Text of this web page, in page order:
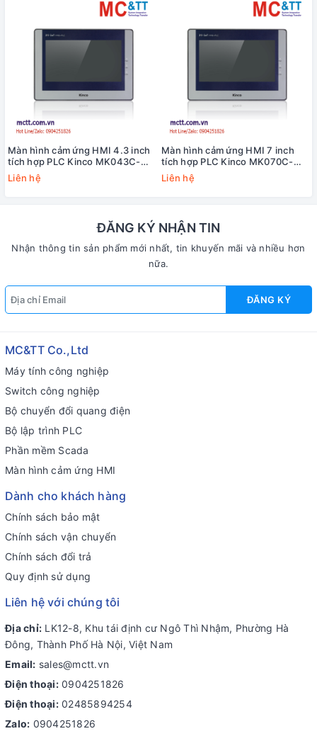
Màn hình cảm ứng HMI 4.3 inch
tích hợp PLC Kinco MK043C-
20DT (9*DI, 9*DO, 2*AI,
1*RS485)
Liên hệ
Màn hình cảm ứng HMI 7 inch
tích hợp PLC Kinco MK070C-
33DT (16*DI, 14*DO, 2*AI, 1*AO,
1*RS485)
Liên hệ
ĐĂNG KÝ NHẬN TIN
Nhận thông tin sản phẩm mới nhất, tin khuyến mãi và nhiều hơn
nữa.
ĐĂNG KÝ
MC&TT Co.,Ltd
Máy tính công nghiệp
Switch công nghiệp
Bộ chuyển đổi quang điện
Bộ lập trình PLC
Phần mềm Scada
Màn hình cảm ứng HMI
Dành cho khách hàng
Chính sách bảo mật
Chính sách vận chuyển
Chính sách đổi trả
Quy định sử dụng
Liên hệ với chúng tôi
Địa chỉ: LK12-8, Khu tái định cư Ngô Thì Nhậm, Phường Hà
Đông, Thành Phố Hà Nội, Việt Nam
Email: sales@mctt.vn
Điện thoại: 0904251826
Điện thoại: 02485894254
Zalo: 0904251826